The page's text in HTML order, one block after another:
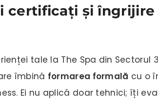
certificați și îngrijire
tale la The Spa din Sectorul
îmbină formarea formală cu o
Ei nu aplică doar tehnici; îți